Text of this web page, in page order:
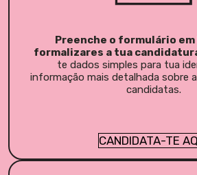
Preenche o formulário em
formalizares a tua
te dados simples para tua
informação mais detalhada sobre
candidatas.
CANDIDATA-TE